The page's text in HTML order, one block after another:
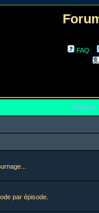
FAQ
Forum
par épisode.